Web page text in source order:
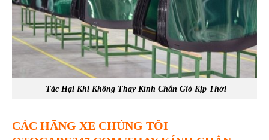
Tác Hại Khi Không Thay Kính Chắn Gió Kịp Thời
CÁC HÃNG XE CHÚNG TÔI